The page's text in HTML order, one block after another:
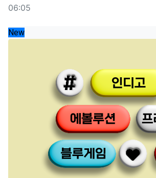
등록일
06:05
New